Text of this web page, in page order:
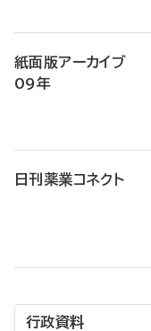
紙面版アーカイ
09年
日刊薬業コネクト
行政資料